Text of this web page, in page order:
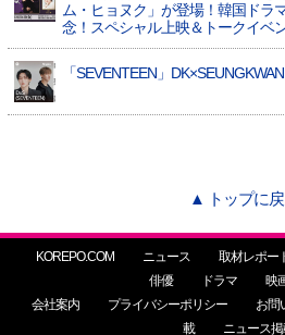
ム・ヒョヌク」が登場！韓国ドラ
念！スペシャル上映＆トークイベ
「SEVENTEEN」
▲ トップに
KOREPO.COM ニュース 取材レポー
俳優
ドラマ 映
会社案内
プライバシーポリシー お問
載
ニュース掲